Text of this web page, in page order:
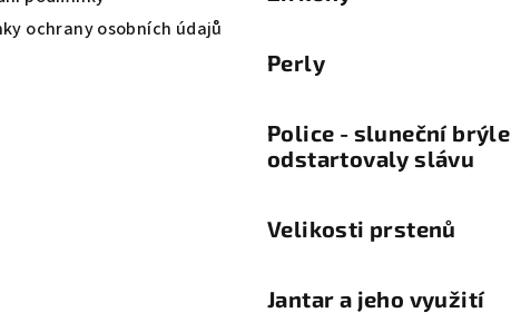
ochrany osobních údajů
Perly
Police - sluneční brýle
odstartovaly slávu
Velikosti prstenů
Jantar a jeho využití